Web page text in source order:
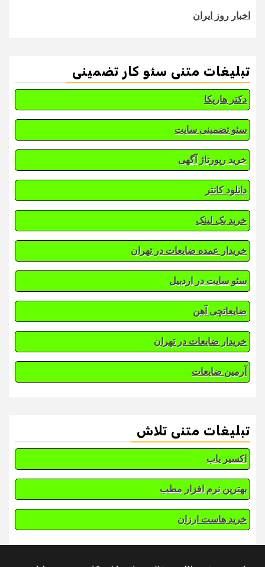
اخبار روز ایران
تبلیغات متنی سئو کار تضمینی
دکتر هاریکا
سئو تضمینی سایت
خرید رپورتاژ آگهی
دانلود کانتر
خرید بک لینک
خریدار عمده ضایعات در تهران
سئو سایت در اردبیل
ضایعاتچی آهن
خریدار ضایعات در تهران
آرمین ضایعات
تبلیغات متنی تلاش
اکسیر یاب
بهترین نرم افزار مطب
خرید هاست ارزان